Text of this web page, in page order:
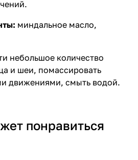
миндальное масло,
небольшое количество
и шеи, помассировать
движениями, смыть водой.
понравиться